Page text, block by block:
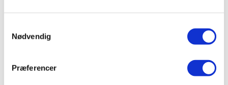
Nødvendig
Præferencer
Udendørslamper